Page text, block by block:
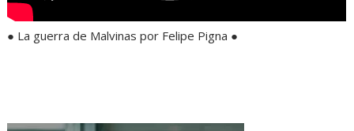
● La guerra de Malvinas por Felipe Pigna ●